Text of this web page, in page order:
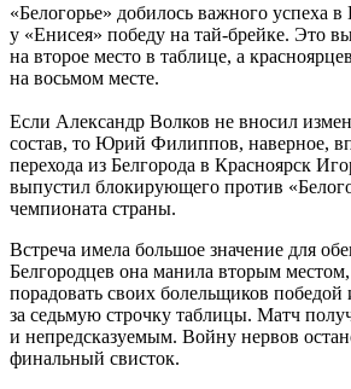
«Белогорье» добилось важного успеха
у «Енисея» победу на тай-брейке. Это
на второе место в таблице, а
на восьмом месте.
Если Александр Волков не вносил
состав, то Юрий Филиппов, наверное,
перехода из Белгорода в Красноярск
выпустил блокирующего против
чемпионата страны.
Встреча имела большое значение для
Белгородцев она манила вторым
порадовать своих болельщиков победой
за седьмую строчку таблицы. Матч
и непредсказуемым. Войну нервов
финальный свисток.